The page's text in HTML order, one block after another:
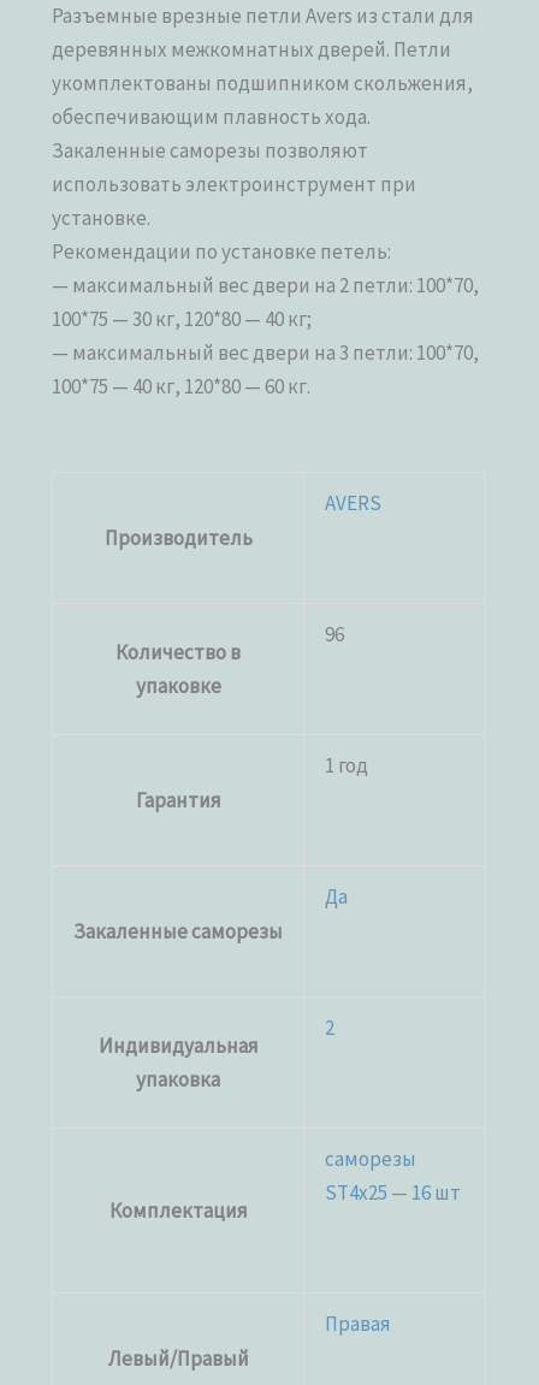
Разъемные врезные петли Avers из стали для
деревянных межкомнатных дверей. Петли
укомплектованы подшипником скольжения,
обеспечивающим плавность хода.
Закаленные саморезы позволяют
использовать электроинструмент при
установке.
Рекомендации по установке петель:
— максимальный вес двери на 2 петли: 100*70,
100*75 — 30 кг, 120*80 — 40 кг;
— максимальный вес двери на 3 петли: 100*70,
100*75 — 40 кг, 120*80 — 60 кг.
Производитель
AVERS
Количество в
упаковке
96
Гарантия
1 год
Закаленные саморезы
Да
Индивидуальная
упаковка
2
Комплектация
саморезы
ST4x25 — 16 шт
Левый/Правый
Правая